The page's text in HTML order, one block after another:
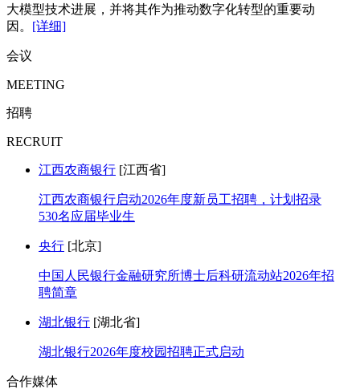
大模型技术进展，并将其作为推动数字化转型的重要动
因。 [详细]
会议
MEETING
招聘
RECRUIT
江西农商银行 [江西省]
江西农商银行启动2026年度新员工招聘，计划招录
530名应届毕业生
央行 [北京]
中国人民银行金融研究所博士后科研流动站2026年招
聘简章
湖北银行 [湖北省]
湖北银行2026年度校园招聘正式启动
合作媒体